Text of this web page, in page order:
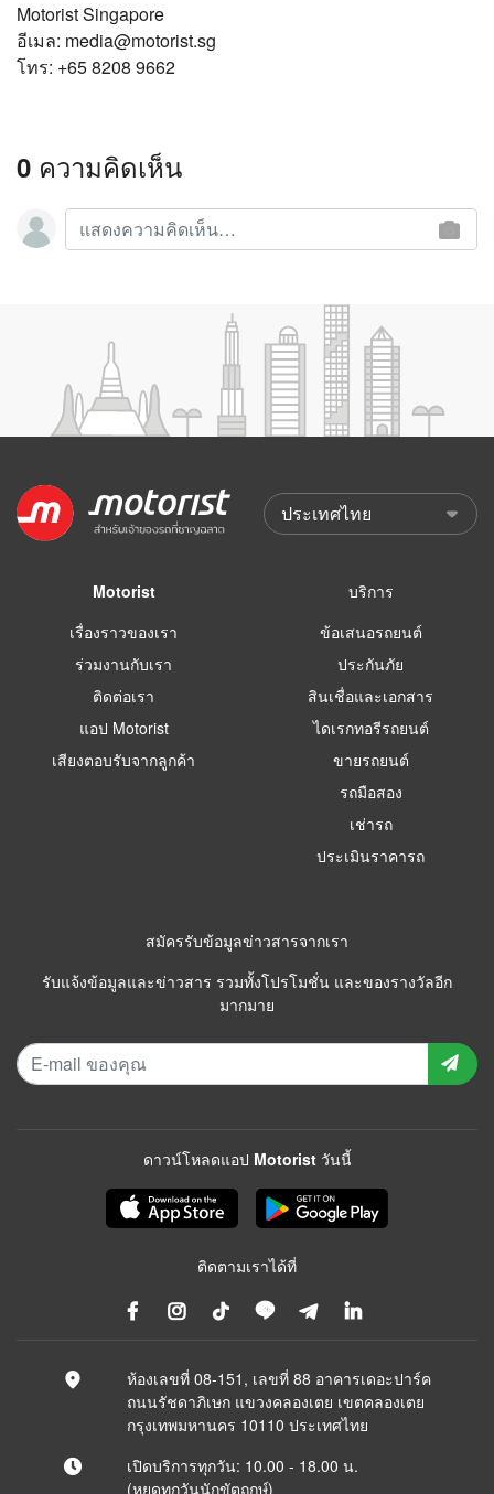
Motorist Singapore
อีเมล: media@motorist.sg
โทร: +65 8208 9662
0 ความคิดเห็น
Motorist
เรื่องราวของเรา
ร่วมงานกับเรา
ติดต่อเรา
แอป Motorist
เสียงตอบรับจากลูกค้า
บริการ
ข้อเสนอรถยนต์
ประกันภัย
สินเชื่อและเอกสาร
ไดเรกทอรีรถยนต์
ขายรถยนต์
รถมือสอง
เช่ารถ
ประเมินราคารถ
สมัครรับข้อมูลข่าวสารจากเรา
รับแจ้งข้อมูลและข่าวสาร รวมทั้งโปรโมชั่น และของรางวัลอีก
มากมาย
ดาวน์โหลดแอป Motorist วันนี้
ติดตามเราได้ที่
ห้องเลขที่ 08-151, เลขที่ 88 อาคารเดอะปาร์ค
ถนนรัชดาภิเษก แขวงคลองเตย เขตคลองเตย
กรุงเทพมหานคร 10110 ประเทศไทย
เปิดบริการทุกวัน: 10.00 - 18.00 น.
(หยุดทุกวันนักขัตฤกษ์)